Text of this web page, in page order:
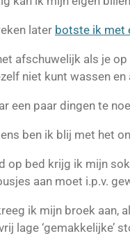
later botste ik met
afschuwelijk als je
niet kunt wassen
een paar dingen te
ben ik blij met het
op bed krijg ik mijn
aan moet i.p.v.
ik mijn broek aan,
lage ‘gemakkelijke’